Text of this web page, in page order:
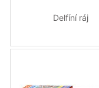
Delfíní ráj